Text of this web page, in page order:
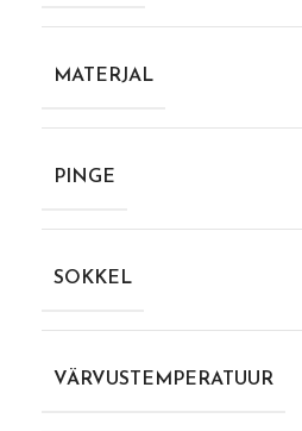
MATERJAL
PINGE
SOKKEL
VÄRVUSTEMPERATUUR